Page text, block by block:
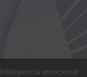
Inteligencia emocional